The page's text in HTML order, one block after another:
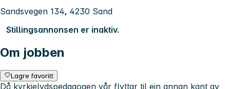
Sandsvegen 134, 4230 Sand
Stillingsannonsen er inaktiv.
Om jobben
Lagre favoritt
Då kyrkjelydspedagogen vår flyttar til ein annan kant av